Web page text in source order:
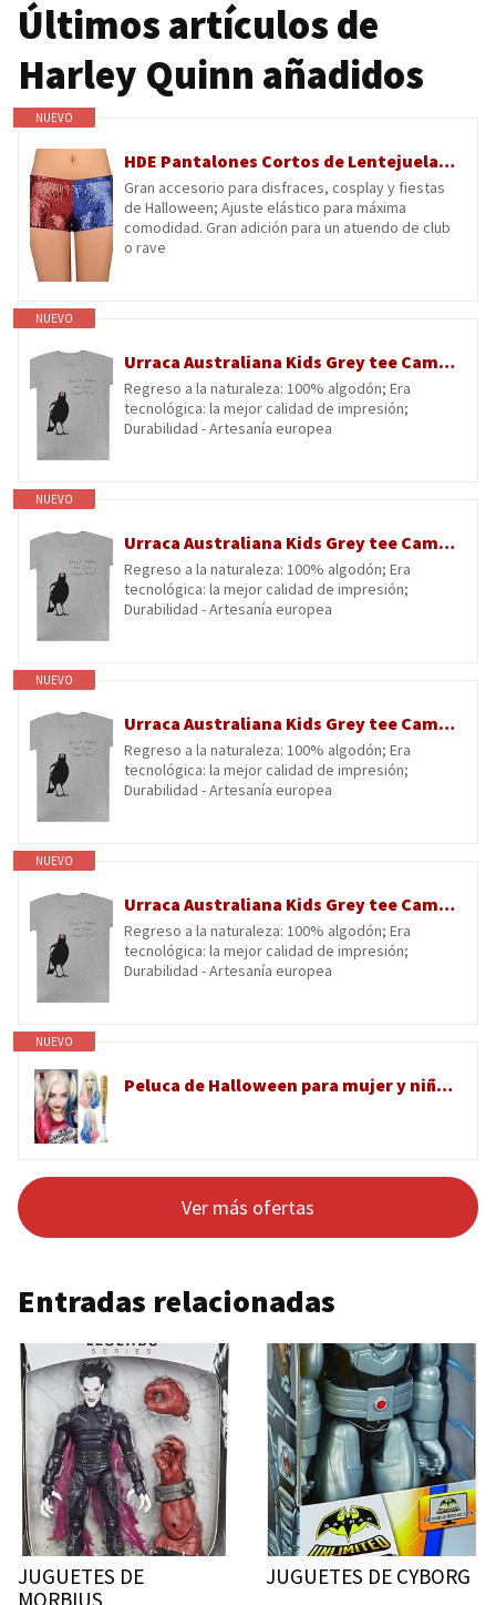
Últimos artículos de
Harley Quinn añadidos
NUEVO
HDE Pantalones Cortos de Lentejuelas metálicas Rojas y Azules para Mujer, Disfraz de Harley Misfit para Halloween, Rojo y Azul, M
Gran accesorio para disfraces, cosplay y fiestas
de Halloween; Ajuste elástico para máxima
comodidad. Gran adición para un atuendo de club
o rave
NUEVO
Urraca Australiana Kids Grey tee Camiseta De Manga Corta para Niños Kids Grey tee Children Short Sleeve T-Shirt
Regreso a la naturaleza: 100% algodón; Era
tecnológica: la mejor calidad de impresión;
Durabilidad - Artesanía europea
NUEVO
Urraca Australiana Kids Grey tee Camiseta De Manga Corta para Niños Kids Grey tee Children Short Sleeve T-Shirt
Regreso a la naturaleza: 100% algodón; Era
tecnológica: la mejor calidad de impresión;
Durabilidad - Artesanía europea
NUEVO
Urraca Australiana Kids Grey tee Camiseta De Manga Corta para Niños Kids Grey tee Children Short Sleeve T-Shirt
Regreso a la naturaleza: 100% algodón; Era
tecnológica: la mejor calidad de impresión;
Durabilidad - Artesanía europea
NUEVO
Urraca Australiana Kids Grey tee Camiseta De Manga Corta para Niños Kids Grey tee Children Short Sleeve T-Shirt
Regreso a la naturaleza: 100% algodón; Era
tecnológica: la mejor calidad de impresión;
Durabilidad - Artesanía europea
NUEVO
Peluca de Halloween para mujer y niña, peluca de cosplay de héroe de película, rosa y azul, con bate de béisbol, inflable, disfraz de Halloween para mujer
Ver más ofertas
Entradas relacionadas
JUGUETES DE
MORBIUS
JUGUETES DE CYBORG